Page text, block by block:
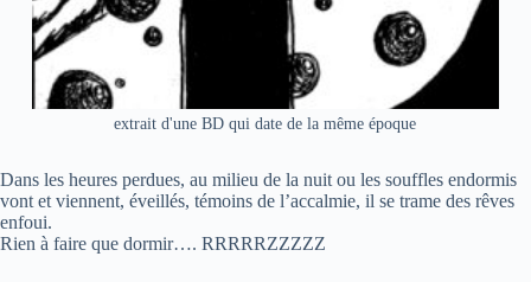
extrait d'une BD qui date de la même époque
Dans les heures perdues, au milieu de la nuit ou les souffles endormis
vont et viennent, éveillés, témoins de l’accalmie, il se trame des rêves
enfoui.
Rien à faire que dormir…. RRRRRZZZZZ